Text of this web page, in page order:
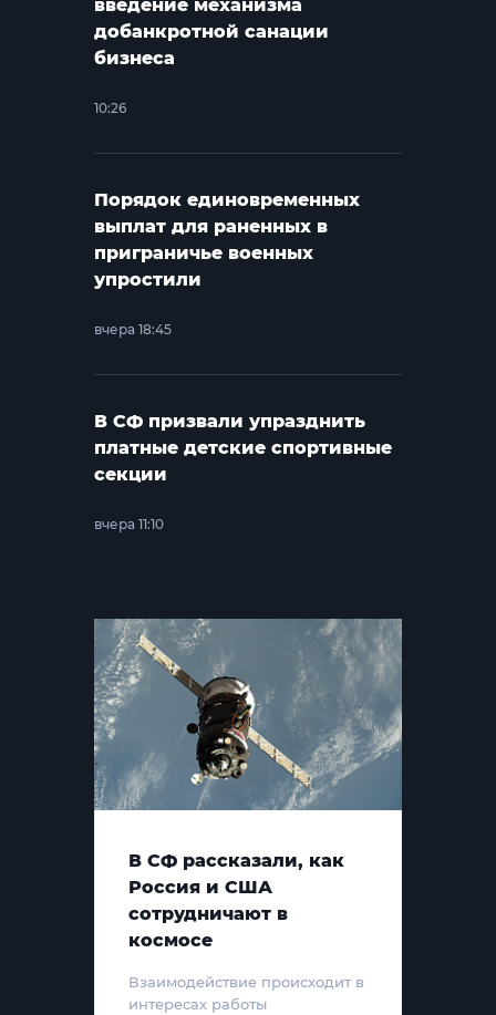
введение механизма
добанкротной санации
бизнеса
10:26
Порядок единовременных
выплат для раненных в
приграничье военных
упростили
вчера 18:45
В СФ призвали упразднить
платные детские спортивные
секции
вчера 11:10
В СФ рассказали, как
Россия и США
сотрудничают в
космосе
Взаимодействие происходит в
интересах работы